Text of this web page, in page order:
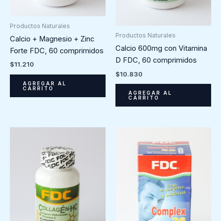
Productos Naturales
Calcio + Magnesio + Zinc
Forte FDC, 60 comprimidos
$11.210
AGREGAR AL
CARRITO
Productos Naturales
Calcio 600mg con Vitamina
D FDC, 60 comprimidos
$10.830
AGREGAR AL
CARRITO